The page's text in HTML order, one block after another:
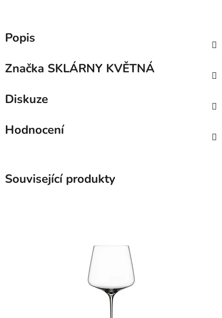
Popis
Značka SKLÁRNY KVĚTNÁ
Diskuze
Hodnocení
Související produkty